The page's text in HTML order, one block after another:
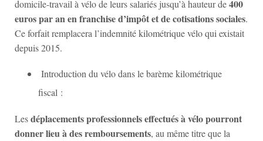
domicile-travail à vélo de leurs salariés jusqu’à hauteur de400
euros par an en franchise d’impôt et de cotisations sociales.
Ce forfait remplacera l’indemnité kilométrique vélo qui existait
depuis 2015.
Introduction du vélo dans le barème kilométrique
fiscal :
Lesdéplacements professionnels effectués à vélo pourront
donner lieu à des remboursements, au même titre que la